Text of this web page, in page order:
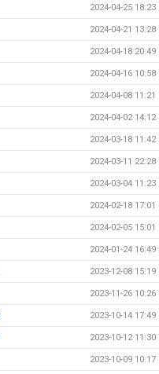
2024-04-25 18:23
2024-04-21 13:28
2024-04-18 20:49
2024-04-16 10:58
2024-04-08 11:21
2024-04-02 14:12
2024-03-18 11:42
2024-03-11 22:28
2024-03-04 11:23
2024-02-18 17:01
2024-02-05 15:01
2024-01-24 16:49
2023-12-08 15:19
2023-11-26 10:26
2023-10-14 17:49
2023-10-12 11:30
2023-10-09 10:17